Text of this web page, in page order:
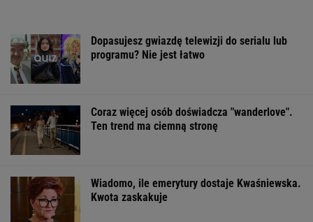
Dopasujesz gwiazdę telewizji do serialu lub
programu? Nie jest łatwo
Coraz więcej osób doświadcza "wanderlove".
Ten trend ma ciemną stronę
Wiadomo, ile emerytury dostaje Kwaśniewska.
Kwota zaskakuje